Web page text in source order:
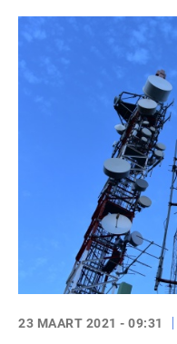
23 MAART 2021 - 09:31